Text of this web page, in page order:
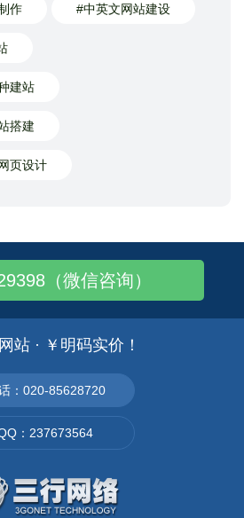
作 #中英文网站建设
建站
搭建
页设计
（微信咨询）
站 · ￥明码实价！
：020-85628720
：237673564